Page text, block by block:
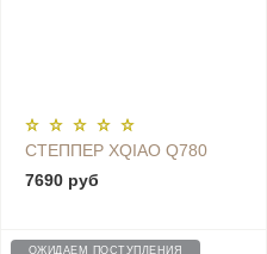
СТЕППЕР XQIAO Q780
7690 руб
ОЖИДАЕМ ПОСТУПЛЕНИЯ